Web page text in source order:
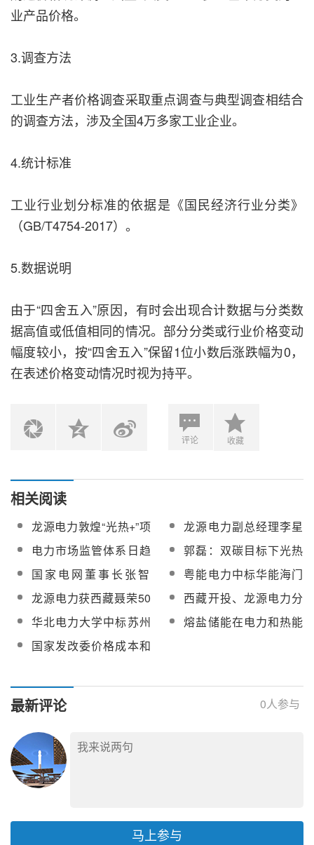
业产品价格。
3.调查方法
工业生产者价格调查采取重点调查与典型调查相结合
的调查方法，涉及全国4万多家工业企业。
4.统计标准
工业行业划分标准的依据是《国民经济行业分类》
（GB/T4754-2017）。
5.数据说明
由于“四舍五入”原因，有时会出现合计数据与分类数
据高值或低值相同的情况。部分分类或行业价格变动
幅度较小，按“四舍五入”保留1位小数后涨跌幅为0，
在表述价格变动情况时视为持平。
评论 收藏
相关阅读
龙源电力敦煌“光热+”项
目100MW熔盐线性菲涅
尔光热项目蒸汽发生器
(SGS）系统设备公开招
标项目中标候选人公示
龙源电力副总经理李星
运：未来较长一段时
间，清洁能源仍将以光
热等多种能源形式并存
电力市场监管体系日趋
完善
郭磊：双碳目标下光热
发电在内蒙古新型电力
系统建设中的应用浅谈
国家电网董事长张智
刚：能源安全新战略引
领电力事业高质量发展
粤能电力中标华能海门
电厂熔盐储能项目涉网
试验
龙源电力获西藏聂荣50
兆瓦光热项目开发指标
西藏开投、龙源电力分
别中选那曲50MW光热
项目！西藏400MW光热
华北电力大学中标苏州
热工院光伏光热储热优
化电站调峰技术研究服
熔盐储能在电力和热能
国家发改委价格成本和
最新评论 0人参与
马上参与